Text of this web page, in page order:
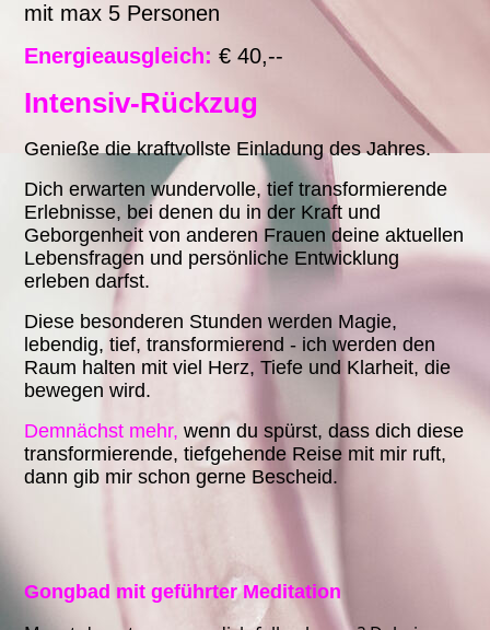
mit max 5 Personen
Energieausgleich: € 40,--
Intensiv-Rückzug
Genieße die kraftvollste Einladung des Jahres.
Dich erwarten wundervolle, tief transformierende
Erlebnisse, bei denen du in der Kraft und
Geborgenheit von anderen Frauen deine aktuellen
Lebensfragen und persönliche Entwicklung
erleben darfst.
Diese besonderen Stunden werden Magie,
lebendig, tief, transformierend - ich werden den
Raum halten mit viel Herz, Tiefe und Klarheit, die
bewegen wird.
Demnächst mehr,wenn du spürst, dass dich diese
transformierende, tiefgehende Reise mit mir ruft,
dann gib mir schon gerne Bescheid.
Gongbad mit geführter Meditation